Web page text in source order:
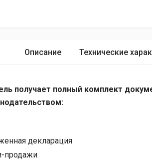
Описание Технические
получает полный комплект
декларация
продажи